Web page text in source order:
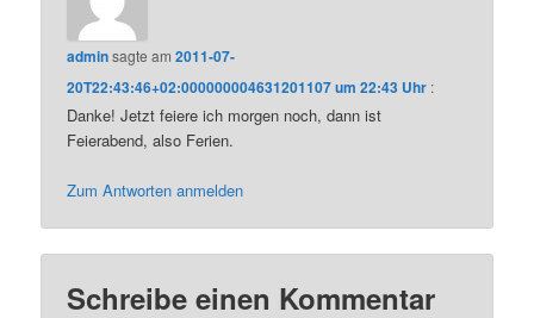
adminsagte am2011-07-
20T22:43:46+02:000000004631201107 um 22:43 Uhr :
Danke! Jetzt feiere ich morgen noch, dann ist
Feierabend, also Ferien.
Zum Antworten anmelden
Schreibe einen Kommentar